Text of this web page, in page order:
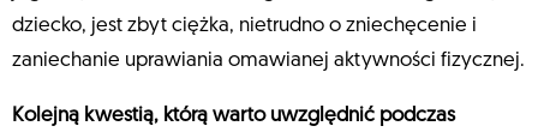
dziecko, jest zbyt ciężka, nietrudno o zniechęcenie i
zaniechanie uprawiania omawianej aktywności fizycznej.
Kolejną kwestią, którą warto uwzględnić podczas